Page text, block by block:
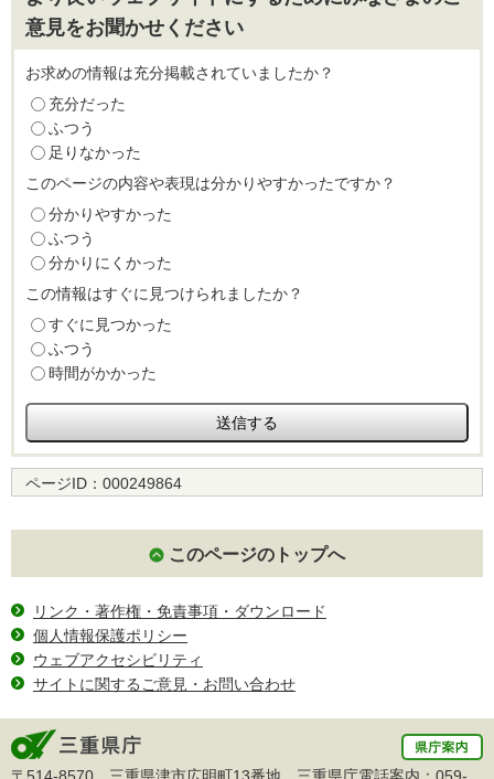
意見をお聞かせください
お求めの情報は充分掲載されていましたか？
充分だった
ふつう
足りなかった
このページの内容や表現は分かりやすかったですか？
分かりやすかった
ふつう
分かりにくかった
この情報はすぐに見つけられましたか？
すぐに見つかった
ふつう
時間がかかった
ページID： 000249864
このページのトップへ
リンク・著作権・免責事項・ダウンロード
個人情報保護ポリシー
ウェブアクセシビリティ
サイトに関するご意見・お問い合わせ